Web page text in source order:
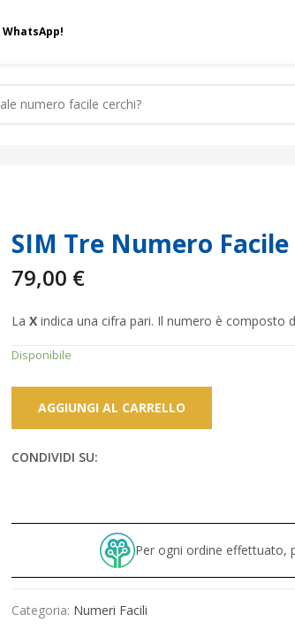
WhatsApp!
SIM Tre Numero
79,00 €
La X indica una cifra pari. Il numero è composto
Disponibile
AGGIUNGI AL CARRELLO
CONDIVIDI SU:
Per ogni ordine effettuato,
Categoria: Numeri Facili